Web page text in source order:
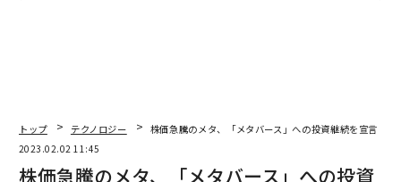
トップ テクノロジー
株価急騰のメタ、「メタバース」への投資継続を宣言
2023.02.02 11:45
株価急騰のメタ、「メタバース」への投資